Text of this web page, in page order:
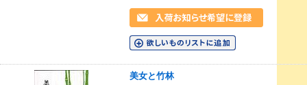
美女と竹林